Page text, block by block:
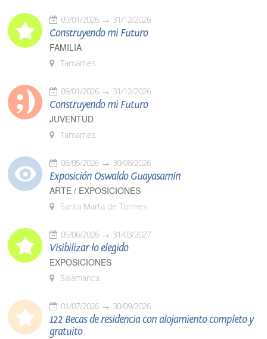
09/01/2026 31/12/2026
Construyendo mi Futuro
FAMILIA
Tamames
09/01/2026 31/12/2026
Construyendo mi Futuro
JUVENTUD
Tamames
08/05/2026 30/08/2026
Exposición Oswaldo Guayasamín
ARTE / EXPOSICIONES
Santa Marta de Tormes
05/06/2026 31/03/2027
Visibilizar lo elegido
EXPOSICIONES
Salamanca
01/07/2026 30/09/2026
122 Becas de residencia con alojamiento completo y
gratuito